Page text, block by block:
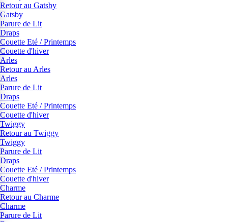
Retour au Gatsby
Gatsby
Parure de Lit
Draps
Couette Eté / Printemps
Couette d'hiver
Arles
Retour au Arles
Arles
Parure de Lit
Draps
Couette Eté / Printemps
Couette d'hiver
Twiggy
Retour au Twiggy
Twiggy
Parure de Lit
Draps
Couette Eté / Printemps
Couette d'hiver
Charme
Retour au Charme
Charme
Parure de Lit